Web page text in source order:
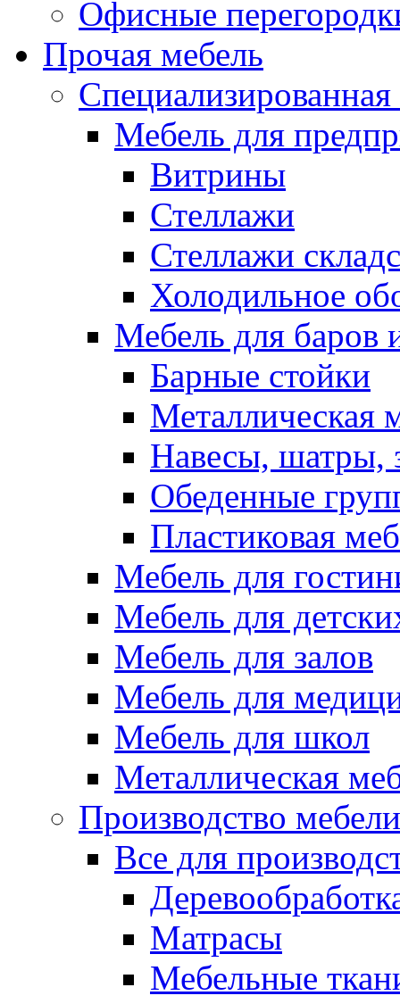
Офисные
Прочая мебель
Специализированная
Мебель для
Витрины
Стеллажи
Стеллажи
Холодильное
Мебель для баров
Барные стойки
Металлическая
Навесы, шатры,
Обеденные
Пластиковая
Мебель для
Мебель для
Мебель для залов
Мебель для
Мебель для школ
Металлическая
Производство мебели
Все для
Матрасы
Мебельные